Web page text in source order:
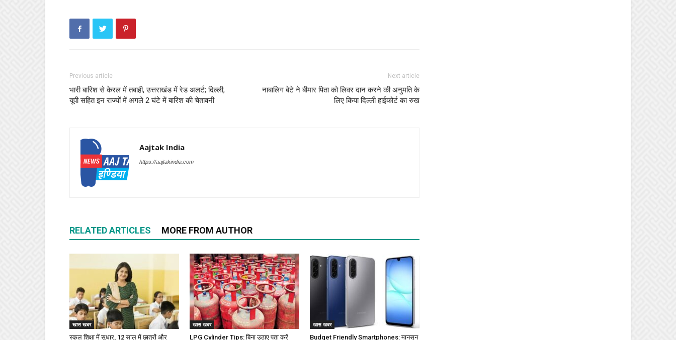
Previous article
भारी बारिश से केरल में तबाही, उत्तराखंड में रेड अलर्ट; दिल्ली,
यूपी सहित इन राज्यों में अगले 2 घंटे में बारिश की चेतावनी
Next article
नाबालिग बेटे ने बीमार पिता को लिवर दान करने की अनुमति के
लिए किया दिल्ली हाईकोर्ट का रुख
Aajtak India
https://aajtakindia.com
RELATED ARTICLES MORE FROM AUTHOR
खास खबर
स्कूल शिक्षा में सुधार, 12 साल में छात्रों और
खास खबर
LPG Cylinder Tips: बिना उठाए पता करें
खास खबर
Budget Friendly Smartphones: मानसून